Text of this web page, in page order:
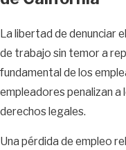
La libertad de denunciar
de trabajo sin temor a
fundamental de los
empleadores penalizan
derechos legales.
Una pérdida de empleo